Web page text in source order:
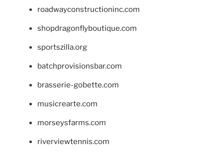
roadwayconstructioninc.com
shopdragonflyboutique.com
sportszilla.org
batchprovisionsbar.com
brasserie-gobette.com
musicrearte.com
morseysfarms.com
riverviewtennis.com